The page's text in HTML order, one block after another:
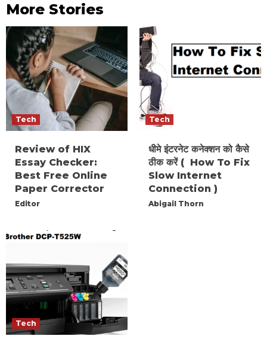
More Stories
Tech
Review of HIX
Essay Checker:
Best Free Online
Paper Corrector
Editor
Tech
धीमे इंटरनेट कनेक्शन को कैसे
ठीक करें ( How To Fix
Slow Internet
Connection )
Abigail Thorn
Tech